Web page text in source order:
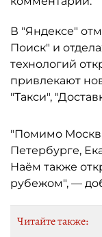
В "Яндексе"
Поиск" и
технологий
привлекают
"Такси",
"Помимо
Петербурге,
Наём также
рубежом", —
Читайте также: